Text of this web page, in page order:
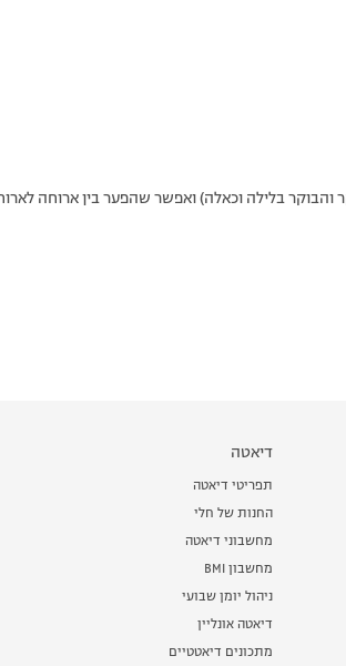
בלילה וכאלה) ואפשר שהפער בין ארוחה לארוחה
דיאטה
תפריטי דיאטה
החנות של חלי
מחשבוני דיאטה
מחשבון BMI
ניהול יומן שבועי
דיאטה אונליין
מתכונים דיאטטיים